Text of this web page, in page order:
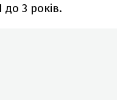
до 3 років.